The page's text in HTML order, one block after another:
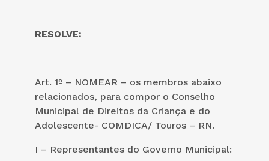
RESOLVE:
Art. 1º – NOMEAR – os membros abaixo
relacionados, para compor o Conselho
Municipal de Direitos da Criança e do
Adolescente- COMDICA/ Touros – RN.
I – Representantes do Governo Municipal: